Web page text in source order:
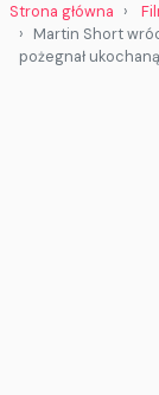
Strona główna
Martin Short
pożegnał